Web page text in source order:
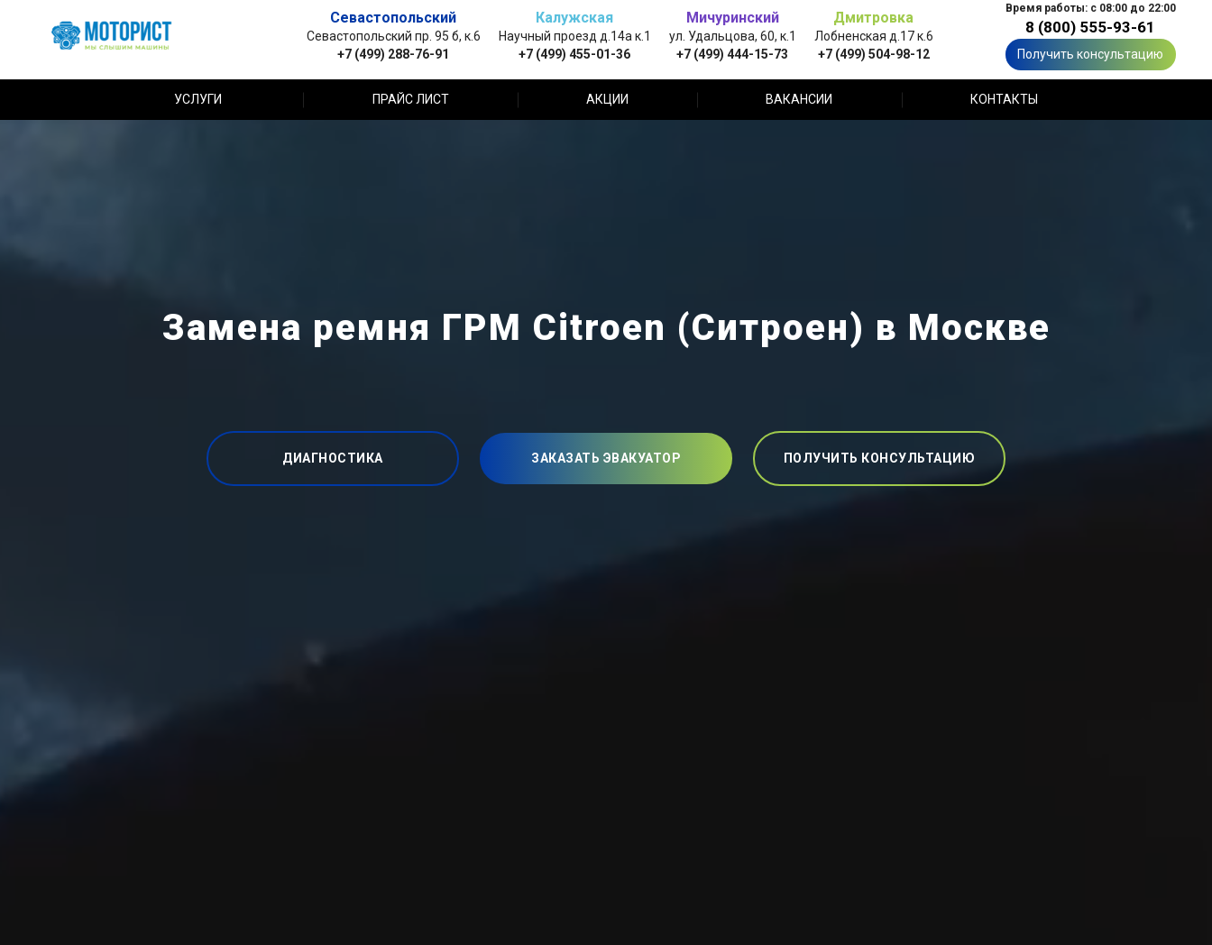
Севастопольский
Севастопольский пр. 95 б, к.6
+7 (499) 288-76-91
Калужская
Научный проезд д.14а к.1
+7 (499) 455-01-36
Мичуринский
ул. Удальцова, 60, к.1
+7 (499) 444-15-73
Дмитровка
Лобненская д.17 к.6
+7 (499) 504-98-12
Время работы: с 08:00 до 22:00
8 (800) 555-93-61
Получить консультацию
УСЛУГИ ПРАЙС ЛИСТ АКЦИИ ВАКАНСИИ КОНТАКТЫ
Замена ремня ГРМ Citroen (Ситроен) в Москве
ДИАГНОСТИКА ЗАКАЗАТЬ ЭВАКУАТОР ПОЛУЧИТЬ КОНСУЛЬТАЦИЮ